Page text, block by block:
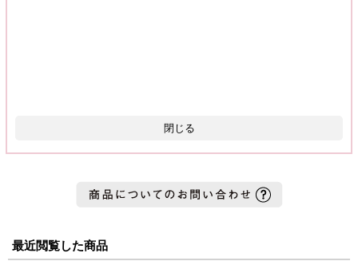
閉じる
最近閲覧した商品